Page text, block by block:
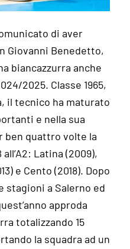
di aver
Giovanni Benedetto,
biancazzurra anche
2025. Classe 1965,
il tecnico ha maturato
e nella sua
ben quattro volte la
Latina (2009),
e Cento (2018). Dopo
stagioni a Salerno ed
approda
totalizzando 15
la squadra ad un